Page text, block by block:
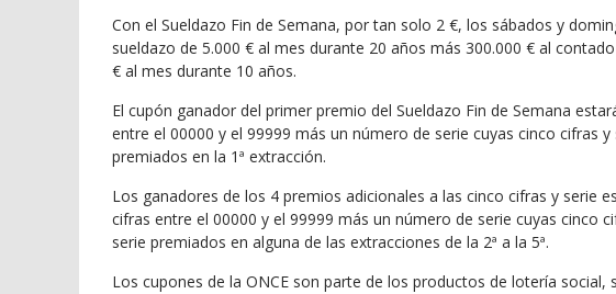
Con el Sueldazo Fin de Semana, por tan solo 2 €, los sábados y
sueldazo de 5.000 € al mes durante 20 años más 300.000 € al
€ al mes durante 10 años.
El cupón ganador del primer premio del Sueldazo Fin de Semana
entre el 00000 y el 99999 más un número de serie cuyas cinco cifras
premiados en la 1ª extracción.
Los ganadores de los 4 premios adicionales a las cinco cifras y serie
cifras entre el 00000 y el 99999 más un número de serie cuyas cinco
serie premiados en alguna de las extracciones de la 2ª a la 5ª.
Los cupones de la ONCE son parte de los productos de lotería social,